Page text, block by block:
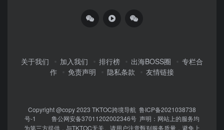
关于我们 加入我们 排行榜 出海BOSS圈
专栏合
作
免责声明 隐私条款 友情链接
Copyright @copy 2023 TKTOC跨境导航 鲁ICP备2021038738
号-1
鲁公网安备37011202002346号 声明：网站上的服务均
为第三方提供，与TKTOC无关。请用户注意甄别服务质量，避免上